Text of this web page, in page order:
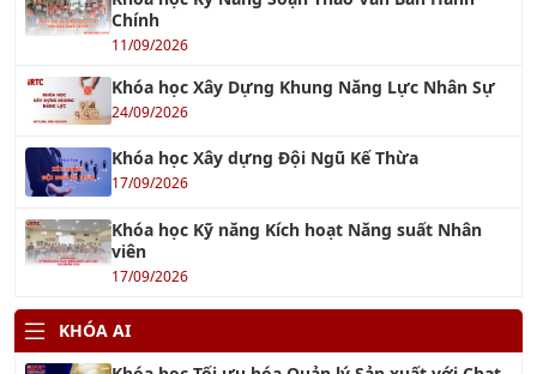
Khóa học Xây Dựng Khung Năng Lực Nhân Sự
24/09/2026
Khóa học Xây dựng Đội Ngũ Kế Thừa
17/09/2026
Khóa học Kỹ năng Kích hoạt Năng suất Nhân
viên
17/09/2026
KHÓA AI
Khóa học Tối ưu hóa Quản lý Sản xuất với Chat
GPT
17/09/2026